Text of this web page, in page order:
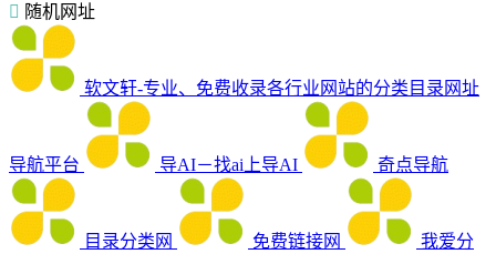
随机网址
软文轩-专业、免费收录各行业网站的分类目录网址
导航平台 导AI－找ai上导AI 奇点导航
目录分类网 免费链接网
我爱分